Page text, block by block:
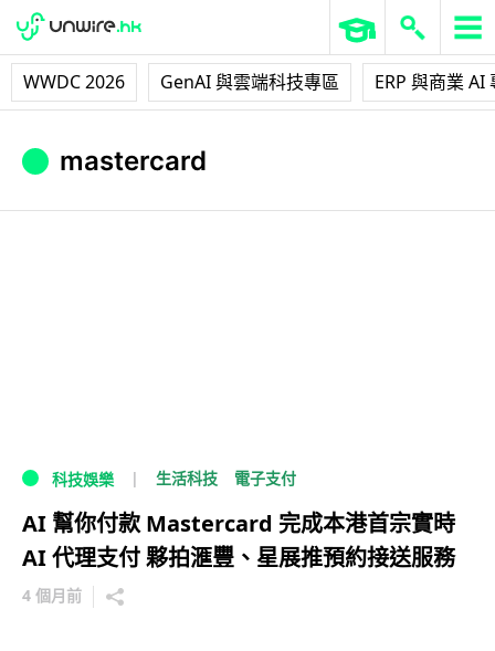
WWDC 2026 GenAI 與雲端科技專區 ERP 與商業 AI
mastercard
科技娛樂 生活科技 電子支付
AI 幫你付款 Mastercard 完成本港首宗實時
AI 代理支付 夥拍滙豐、星展推預約接送服務
4 個月前